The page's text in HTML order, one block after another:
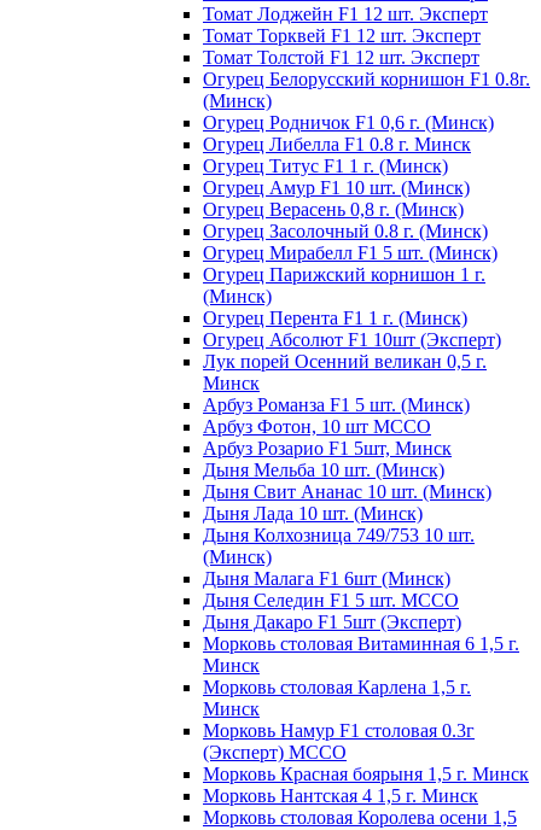
Томат Лоджейн F1 12 шт. Эксперт
Томат Торквей F1 12 шт. Эксперт
Томат Толстой F1 12 шт. Эксперт
Огурец Белорусский корнишон F1 0.8г.
(Минск)
Огурец Родничок F1 0,6 г. (Минск)
Огурец Либелла F1 0.8 г. Минск
Огурец Титус F1 1 г. (Минск)
Огурец Амур F1 10 шт. (Минск)
Огурец Верасень 0,8 г. (Минск)
Огурец Засолочный 0.8 г. (Минск)
Огурец Мирабелл F1 5 шт. (Минск)
Огурец Парижский корнишон 1 г.
(Минск)
Огурец Перента F1 1 г. (Минск)
Огурец Абсолют F1 10шт (Эксперт)
Лук порей Осенний великан 0,5 г.
Минск
Арбуз Романза F1 5 шт. (Минск)
Арбуз Фотон, 10 шт МССО
Арбуз Розарио F1 5шт, Минск
Дыня Мельба 10 шт. (Минск)
Дыня Свит Ананас 10 шт. (Минск)
Дыня Лада 10 шт. (Минск)
Дыня Колхозница 749/753 10 шт.
(Минск)
Дыня Малага F1 6шт (Минск)
Дыня Селедин F1 5 шт. МССО
Дыня Дакаро F1 5шт (Эксперт)
Морковь столовая Витаминная 6 1,5 г.
Минск
Морковь столовая Карлена 1,5 г.
Минск
Морковь Намур F1 столовая 0.3г
(Эксперт) МССО
Морковь Красная боярыня 1,5 г. Минск
Морковь Нантская 4 1,5 г. Минск
Морковь столовая Королева осени 1,5